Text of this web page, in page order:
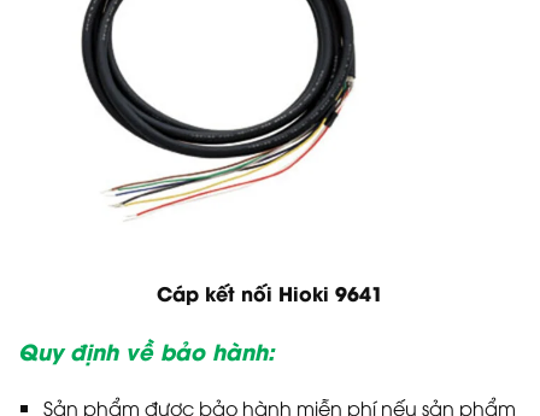
Cáp kết nối Hioki 9641
Quy định về bảo hành:
Sản phẩm được bảo hành miễn phí nếu sản phẩm